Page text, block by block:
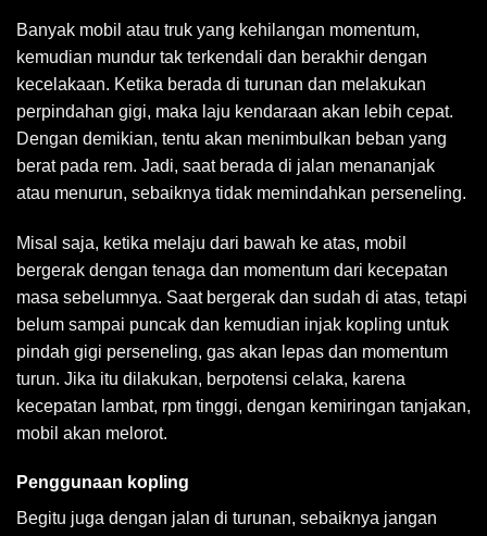
Banyak mobil atau truk yang kehilangan momentum,
kemudian mundur tak terkendali dan berakhir dengan
kecelakaan. Ketika berada di turunan dan melakukan
perpindahan gigi, maka laju kendaraan akan lebih cepat.
Dengan demikian, tentu akan menimbulkan beban yang
berat pada rem. Jadi, saat berada di jalan menananjak
atau menurun, sebaiknya tidak memindahkan perseneling.
Misal saja, ketika melaju dari bawah ke atas, mobil
bergerak dengan tenaga dan momentum dari kecepatan
masa sebelumnya. Saat bergerak dan sudah di atas, tetapi
belum sampai puncak dan kemudian injak kopling untuk
pindah gigi perseneling, gas akan lepas dan momentum
turun. Jika itu dilakukan, berpotensi celaka, karena
kecepatan lambat, rpm tinggi, dengan kemiringan tanjakan,
mobil akan melorot.
Penggunaan kopling
Begitu juga dengan jalan di turunan, sebaiknya jangan